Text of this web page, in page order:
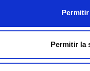
Permitir la